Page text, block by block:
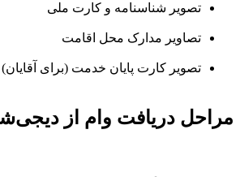
تصویر شناسنامه و کارت ملی
تصاویر مدارک محل اقامت
تصویر کارت پایان خدمت (برای آقایان)
مراحل دریافت وام از دیجی‌شهر